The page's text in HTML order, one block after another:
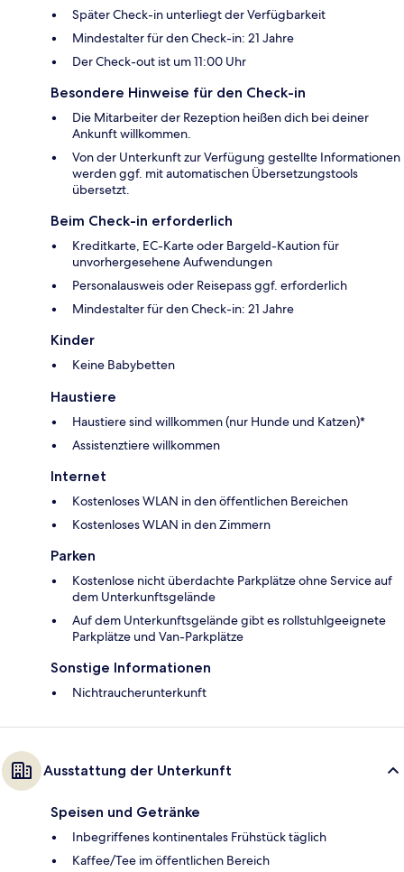
Später Check-in unterliegt der Verfügbarkeit
Mindestalter für den Check-in: 21 Jahre
Der Check-out ist um 11:00 Uhr
Besondere Hinweise für den Check-in
Die Mitarbeiter der Rezeption heißen dich bei deiner
Ankunft willkommen.
Von der Unterkunft zur Verfügung gestellte Informationen
werden ggf. mit automatischen Übersetzungstools
übersetzt.
Beim Check-in erforderlich
Kreditkarte, EC-Karte oder Bargeld-Kaution für
unvorhergesehene Aufwendungen
Personalausweis oder Reisepass ggf. erforderlich
Mindestalter für den Check-in: 21 Jahre
Kinder
Keine Babybetten
Haustiere
Haustiere sind willkommen (nur Hunde und Katzen)*
Assistenztiere willkommen
Internet
Kostenloses WLAN in den öffentlichen Bereichen
Kostenloses WLAN in den Zimmern
Parken
Kostenlose nicht überdachte Parkplätze ohne Service auf
dem Unterkunftsgelände
Auf dem Unterkunftsgelände gibt es rollstuhlgeeignete
Parkplätze und Van-Parkplätze
Sonstige Informationen
Nichtraucherunterkunft
Ausstattung der Unterkunft
Speisen und Getränke
Inbegriffenes kontinentales Frühstück täglich
Kaffee/Tee im öffentlichen Bereich